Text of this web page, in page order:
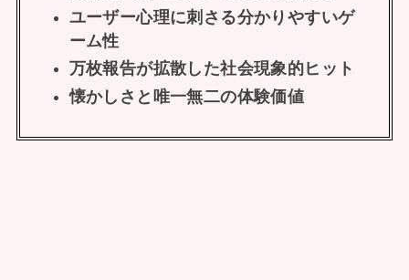
ユーザー心理に刺さる分かりやすいゲ
ーム性
万枚報告が拡散した社会現象的ヒット
懐かしさと唯一無二の体験価値